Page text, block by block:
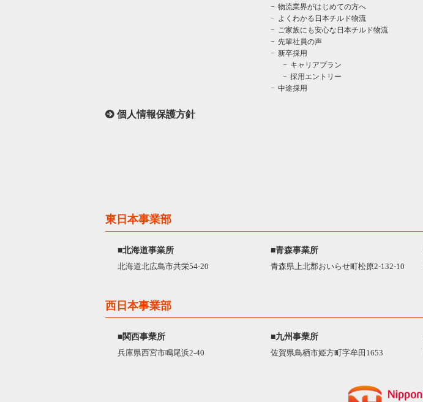
物流業界がはじめての方へ
よくわかる日本チルド物流
ご家族にも安心な日本チルド物流
先輩社員の声
新卒採用
キャリアプラン
採用エントリー
中途採用
個人情報保護方針
東日本事業部
■北海道事業所
北海道北広島市共栄54-20
■青森事業所
青森県上北郡おいらせ町松原2-132-10
西日本事業部
■関西事業所
兵庫県西宮市鳴尾浜2-40
■九州事業所
佐賀県鳥栖市姫方町字牟田1653